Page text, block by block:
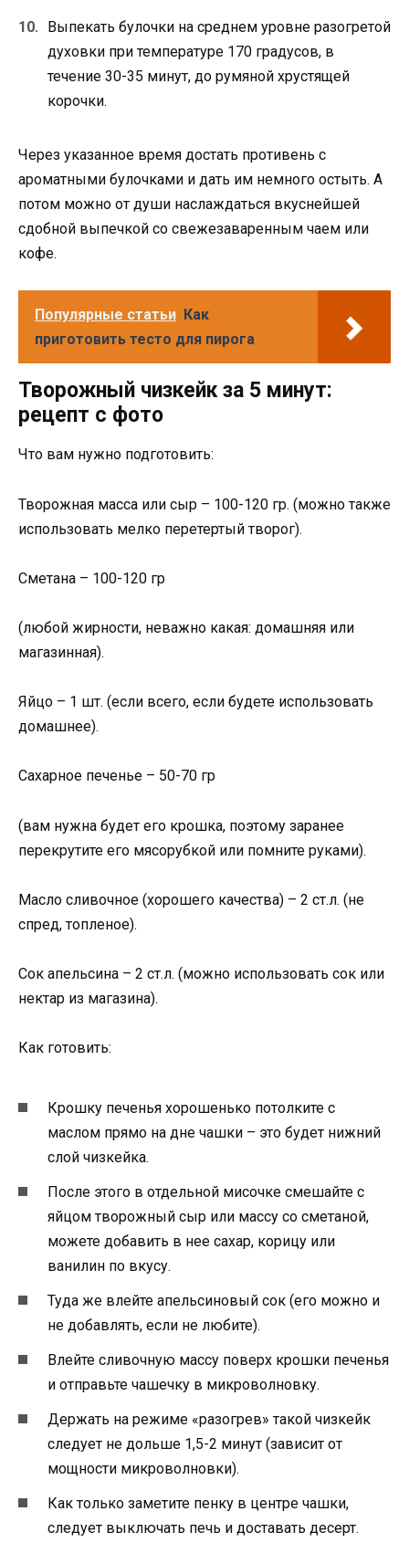
Выпекать булочки на среднем уровне разогретой
духовки при температуре 170 градусов, в
течение 30-35 минут, до румяной хрустящей
корочки.
Через указанное время достать противень с
ароматными булочками и дать им немного остыть. А
потом можно от души наслаждаться вкуснейшей
сдобной выпечкой со свежезаваренным чаем или
кофе.
Популярные статьи Как
приготовить тесто для пирога
Творожный чизкейк за 5 минут:
рецепт с фото
Что вам нужно подготовить:
Творожная масса или сыр – 100-120 гр. (можно также
использовать мелко перетертый творог).
Сметана – 100-120 гр
(любой жирности, неважно какая: домашняя или
магазинная).
Яйцо – 1 шт. (если всего, если будете использовать
домашнее).
Сахарное печенье – 50-70 гр
(вам нужна будет его крошка, поэтому заранее
перекрутите его мясорубкой или помните руками).
Масло сливочное (хорошего качества) – 2 ст.л. (не
спред, топленое).
Сок апельсина – 2 ст.л. (можно использовать сок или
нектар из магазина).
Как готовить:
Крошку печенья хорошенько потолките с
маслом прямо на дне чашки – это будет нижний
слой чизкейка.
После этого в отдельной мисочке смешайте с
яйцом творожный сыр или массу со сметаной,
можете добавить в нее сахар, корицу или
ванилин по вкусу.
Туда же влейте апельсиновый сок (его можно и
не добавлять, если не любите).
Влейте сливочную массу поверх крошки печенья
и отправьте чашечку в микроволновку.
Держать на режиме «разогрев» такой чизкейк
следует не дольше 1,5-2 минут (зависит от
мощности микроволновки).
Как только заметите пенку в центре чашки,
следует выключать печь и доставать десерт.